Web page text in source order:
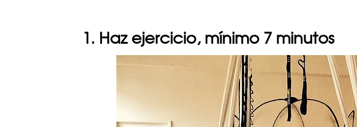
1. Haz ejercicio, mínimo 7 minutos